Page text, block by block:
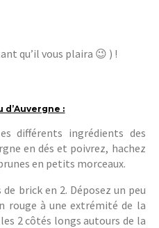
qu’il vous plaira 😉 ) !
d’Auvergne :
différents ingrédients des
en dés et poivrez, hachez
en petits morceaux.
brick en 2. Déposez un peu
rouge à une extrémité de la
2 côtés longs autours de la